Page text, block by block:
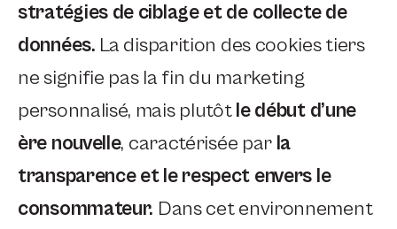
stratégies de ciblage et de collecte de
données. La disparition des cookies tiers
ne signifie pas la fin du marketing
personnalisé, mais plutôtle début d’une
ère nouvelle, caractérisée par la
transparence et le respect envers le
consommateur. Dans cet environnement